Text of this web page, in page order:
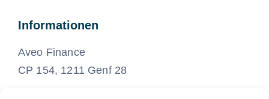
Informationen
Aveo Finance
CP 154, 1211 Genf 28